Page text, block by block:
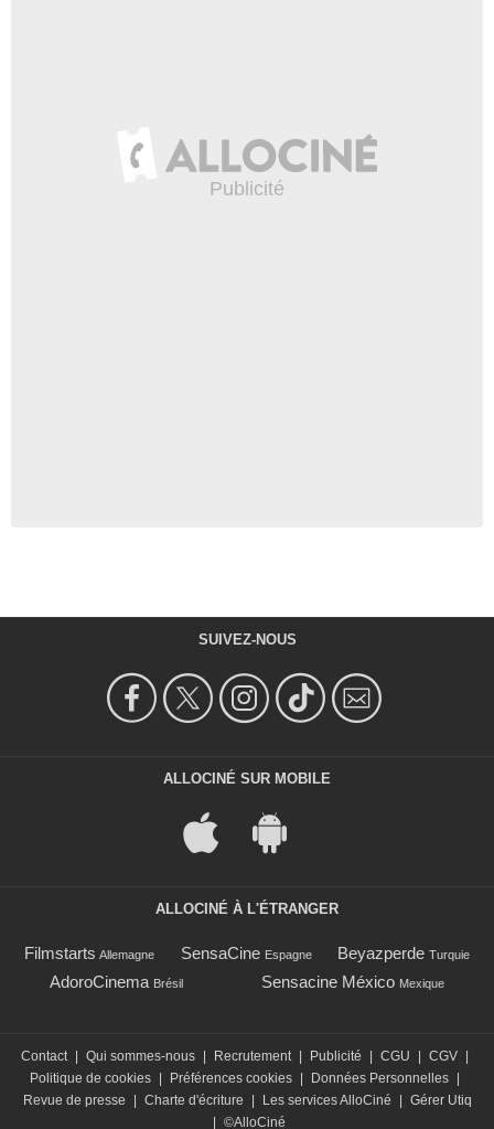
SUIVEZ-NOUS
ALLOCINÉ SUR MOBILE
ALLOCINÉ À L'ÉTRANGER
Filmstarts Allemagne SensaCine Espagne Beyazperde Turquie
AdoroCinema Brésil Sensacine México Mexique
Contact Qui sommes-nous Recrutement Publicité CGU CGV
Politique de cookies
Préférences cookies Données Personnelles
Revue de presse
Charte d'écriture Les services AlloCiné
Gérer Utiq
©AlloCiné